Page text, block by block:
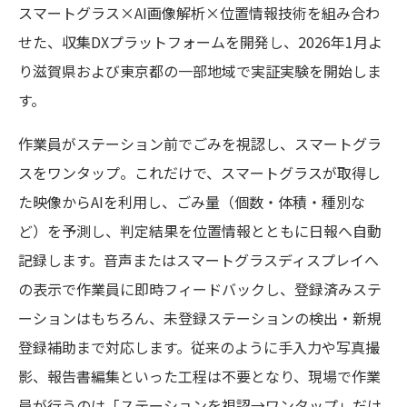
スマートグラス×AI画像解析×位置情報技術を組み合わ
せた、収集DXプラットフォームを開発し、2026年1月よ
り滋賀県および東京都の一部地域で実証実験を開始しま
す。
作業員がステーション前でごみを視認し、スマートグラ
スをワンタップ。これだけで、スマートグラスが取得し
た映像からAIを利用し、ごみ量（個数・体積・種別な
ど）を予測し、判定結果を位置情報とともに日報へ自動
記録します。音声またはスマートグラスディスプレイへ
の表示で作業員に即時フィードバックし、登録済みステ
ーションはもちろん、未登録ステーションの検出・新規
登録補助まで対応します。従来のように手入力や写真撮
影、報告書編集といった工程は不要となり、現場で作業